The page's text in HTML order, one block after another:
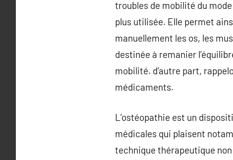
troubles de mobilité du
plus utilisée. Elle permet
manuellement les os, les
destinée à remanier
mobilité. d’autre part,
médicaments.
L’ostéopathie est un
médicales qui plaisent
technique thérapeutique